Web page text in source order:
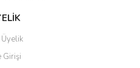
Üyelik
Girişi